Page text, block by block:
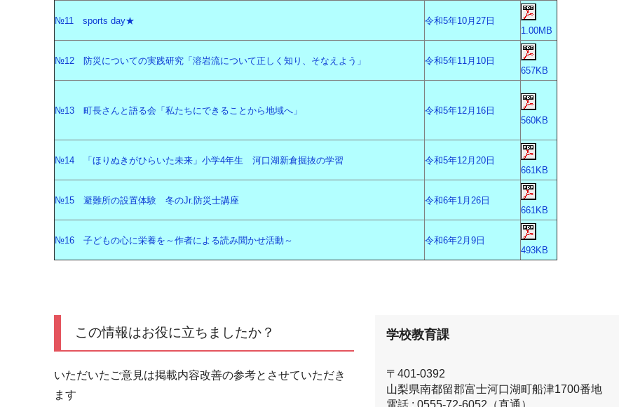
№11 sports day★
令和5年10月27日
1.00MB
№12 防災についての実践研究「溶岩流について正しく知り、そなえよう」
令和5年11月10日
657KB
№13 町長さんと語る会「私たちにできることから地域へ」
令和5年12月16日
560KB
№14 「ほりぬきがひらいた未来」小学4年生 河口湖新倉掘抜の学習
令和5年12月20日
661KB
№15 避難所の設置体験 冬のJr.防災士講座
令和6年1月26日
661KB
№16 子どもの心に栄養を～作者による読み聞かせ活動～
令和6年2月9日
493KB
この情報はお役に立ちましたか？
いただいたご意見は掲載内容改善の参考とさせていただき
ます
学校教育課
〒401-0392
山梨県南都留郡富士河口湖町船津1700番地
電話 : 0555-72-6052（直通）